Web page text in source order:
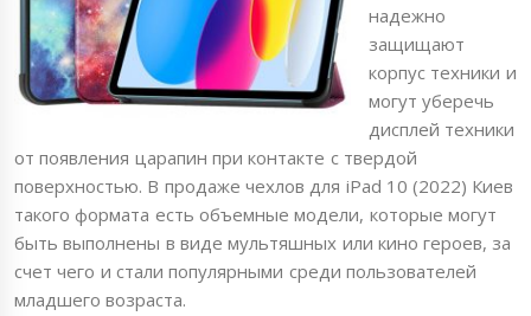
надежно
защищают
корпус техники и
могут уберечь
дисплей техники
от появления царапин при контакте с твердой
поверхностью. В продаже чехлов для iPad 10 (2022) Киев
такого формата есть объемные модели, которые могут
быть выполнены в виде мультяшных или кино героев, за
счет чего и стали популярными среди пользователей
младшего возраста.